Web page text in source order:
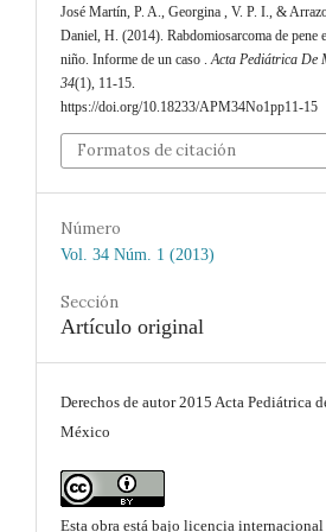
José Martín, P. A., Georgina , V. P. I., &
Daniel, H. (2014). Rabdomiosarcoma de pene
niño. Informe de un caso . Acta Pediátrica De
34(1), 11-15.
https://doi.org/10.18233/APM34No1pp11-15
Formatos de citación
Número
Vol. 34 Núm. 1 (2013)
Sección
Artículo original
Derechos de autor 2015 Acta Pediátrica
México
Esta obra está bajo licencia internacional